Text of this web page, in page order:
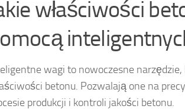
właściwości
wagi to nowoczesne narzędzie,
betonu. Pozwalają one na
produkcji i kontroli jakości betonu.